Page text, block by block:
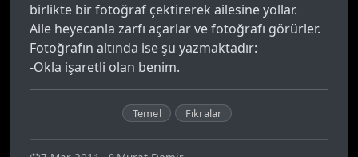
birlikte bir fotoğraf çektirerek ailesine yollar.
Aile heyecanla zarfı açarlar ve fotoğrafı görürler.
Fotoğrafın altında ise şu yazmaktadır:
-Okla işaretli olan benim.
Temel Fıkralar